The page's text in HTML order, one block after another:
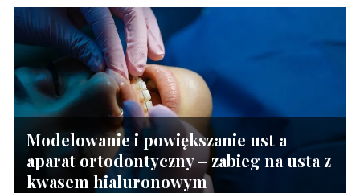
z kwasem
hialuronowym
Modelowanie i powiększanie ust a
aparat ortodontyczny – zabieg na usta z
kwasem hialuronowym